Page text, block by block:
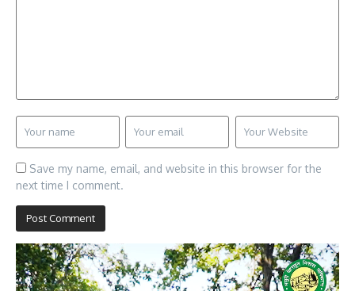
Save my name, email, and website in this browser for the
next time I comment.